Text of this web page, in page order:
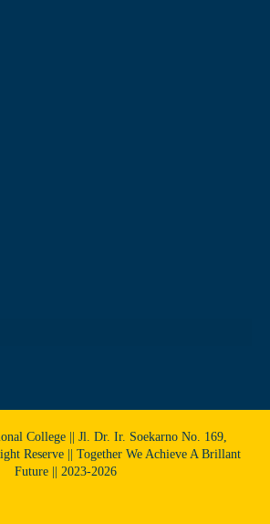
College || Jl. Dr. Ir. Soekarno No. 169,
Reserve || Together We Achieve A Brillant
Future || 2023-2026